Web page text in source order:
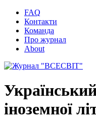
FAQ
Контакти
Команда
Про журнал
About
іноземної